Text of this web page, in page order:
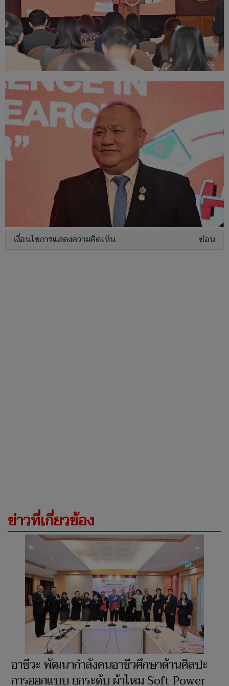
เงื่อนไขการแสดงความคิดเห็น ซ่อน
ข่าวที่เกี่ยวข้อง
อาชีวะ พัฒนากำลังคนอาชีวศึกษาด้านศิลปะ
การออกแบบ ยกระดับ ผ้าไหม Soft Power